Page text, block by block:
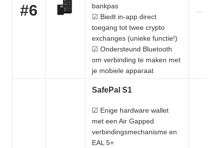
#6
bankpas
☑ Biedt in-app direct
toegang tot twee crypto
exchanges (unieke functie!)
☑ Ondersteund Bluetooth
om verbinding te maken met
je mobiele apparaat
SafePal S1
☑ Enige hardware wallet
met een Air Gapped
verbindingsmechanisme en
EAL 5+